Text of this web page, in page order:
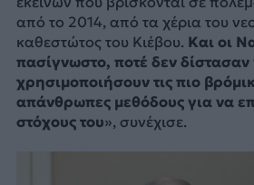
από το 2014, από τα χέρια του
καθεστώτος του Κιέβου. Και οι
πασίγνωστο, ποτέ δεν δίστασαν
χρησιμοποιήσουν τις πιο
απάνθρωπες μεθόδους για να
στόχους του», συνέχισε.